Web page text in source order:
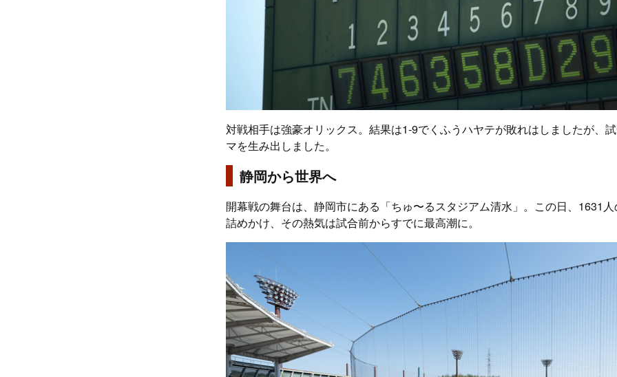
対戦相手は強豪オリックス。結果は1-9でくふうハヤテが敗れはしましたが、
マを生み出しました。
静岡から世界へ
開幕戦の舞台は、静岡市にある「ちゅ〜るスタジアム清水」。この日、1631
詰めかけ、その熱気は試合前からすでに最高潮に。